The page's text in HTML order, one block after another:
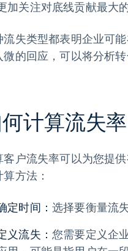
加关注对底线贡献最大
流失类型都表明企业可
微的回应，可以将分析
计算流失率
客户流失率可以为您提
方法：
定时间： 选择要衡量流
义流失： 您需要定义企